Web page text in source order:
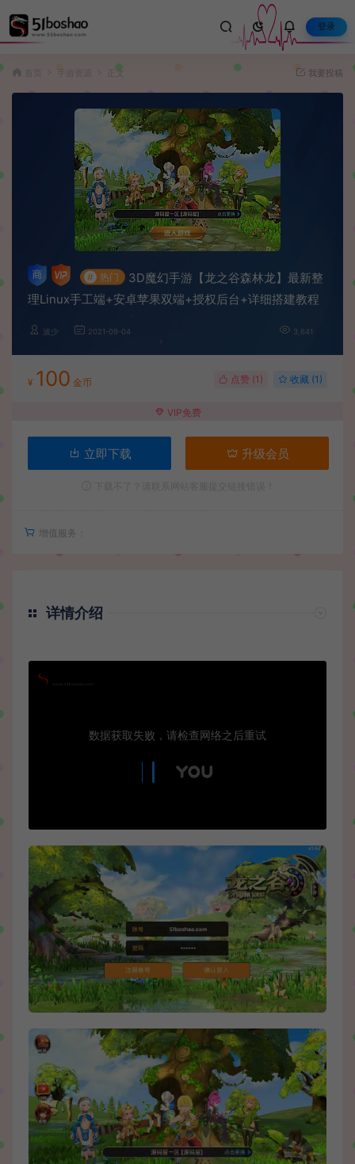
登录
手游资源 正文 我要投稿
# 热门
3D魔幻手游【龙之谷森林龙】最新整
理Linux手工端+安卓苹果双端+授权后台+详细搭建教程
波少 2021-09-04 3,641
¥ 100 金币 点赞 (1 ) 收藏 (1)
VIP免费
立即下载 升级会员
增值服务：
详情介绍